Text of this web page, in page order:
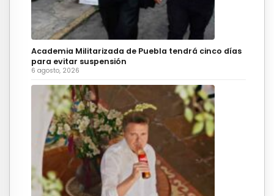
Academia Militarizada de Puebla tendrá cinco días
para evitar suspensión
6 agosto, 2026